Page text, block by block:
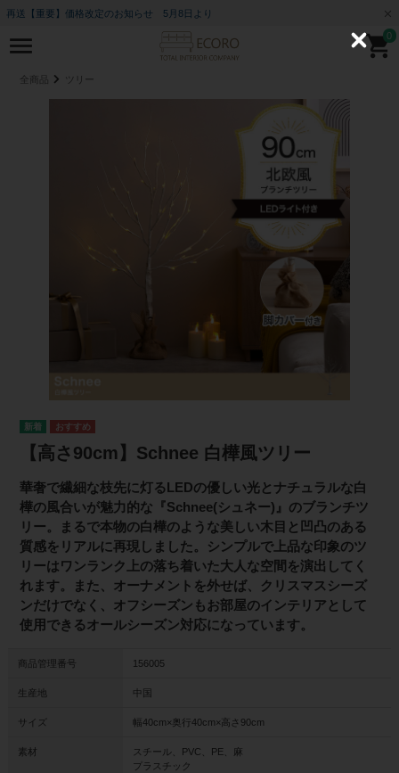
再送【重要】価格改定のお知らせ 5月8日より
0
全商品 ツリー
【高さ90cm】Schnee 白樺風ツリー
華奢で繊細な枝先に灯るLEDの優しい光とナチュラルな白
樺の風合いが魅力的な『Schnee(シュネー)』のブランチツ
リー。まるで本物の白樺のような美しい木目と凹凸のある
質感をリアルに再現しました。シンプルで上品な印象のツ
リーはワンランク上の落ち着いた大人な空間を演出してく
れます。また、オーナメントを外せば、クリスマスシーズ
ンだけでなく、オフシーズンもお部屋のインテリアとして
使用できるオールシーズン対応になっています。
商品管理番号 156005
生産地 中国
サイズ 幅40cm×奥行40cm×高さ90cm
素材
スチール、PVC、PE、麻
プラスチック
C